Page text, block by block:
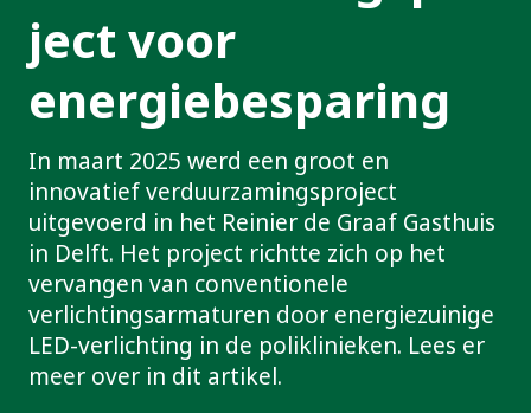
ject voor
energiebesparing
In maart 2025 werd een groot en
innovatief verduurzamingsproject
uitgevoerd in het Reinier de Graaf Gasthuis
in Delft. Het project richtte zich op het
vervangen van conventionele
verlichtingsarmaturen door energiezuinige
LED-verlichting in de poliklinieken. Lees er
meer over in dit artikel.